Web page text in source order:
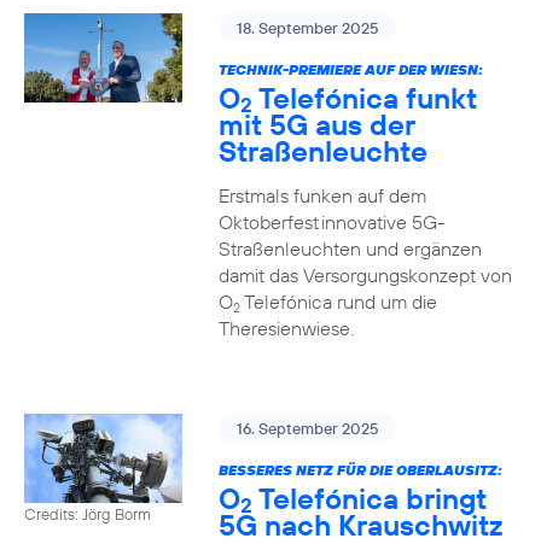
18. September 2025
TECHNIK-PREMIERE AUF DER WIESN:
O2 Telefónica funkt
mit 5G aus der
Straßenleuchte
Erstmals funken auf dem
Oktoberfest innovative 5G-
Straßenleuchten und ergänzen
damit das Versorgungskonzept von
O2Telefónica rund um die
Theresienwiese.
Credits: Jörg Borm
16. September 2025
BESSERES NETZ FÜR DIE OBERLAUSITZ:
O2 Telefónica bringt
5G nach Krauschwitz